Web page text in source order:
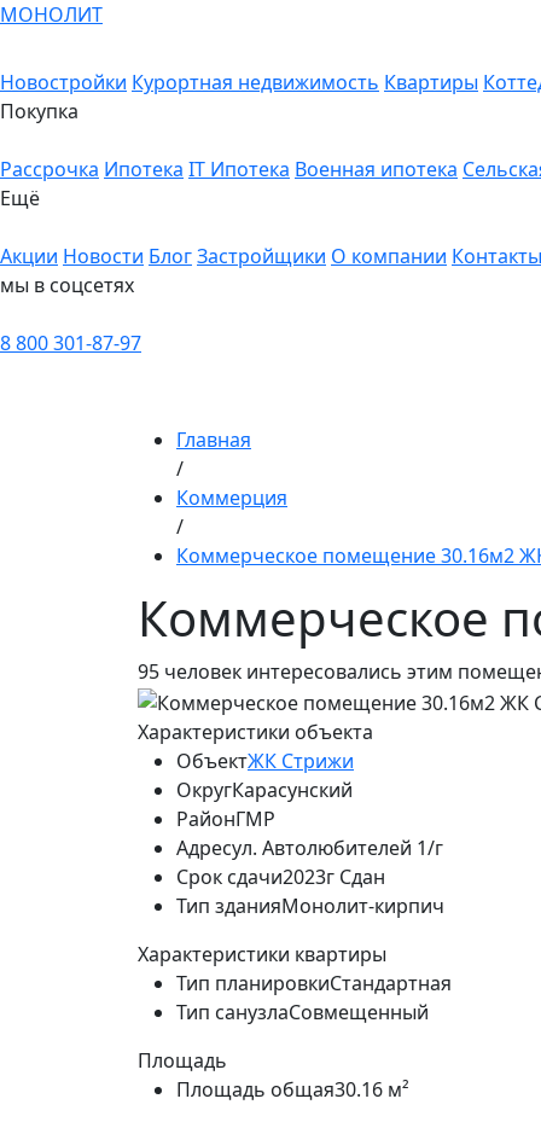
МОНОЛИТ
Новостройки Курортная недвижимость Квартиры
Покупка
Рассрочка Ипотека IT Ипотека Военная ипотека
Ещё
Акции Новости БлогЗастройщики О компании Контакты
мы в соцсетях
8 800 301-87-97
Главная
/
Коммерция
/
Коммерческое помещение 30.16м2
Коммерческое
95 человек интересовались этим
Характеристики объекта
ОбъектЖК Стрижи
ОкругКарасунский
РайонГМР
Адресул. Автолюбителей 1/г
Срок сдачи2023г Сдан
Тип зданияМонолит-кирпич
Характеристики квартиры
Тип планировкиСтандартная
Тип санузлаСовмещенный
Площадь
Площадь общая30.16 м²